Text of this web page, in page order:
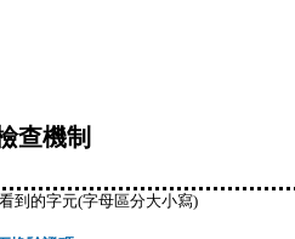
查機制
到的字元(字母區分大小寫)